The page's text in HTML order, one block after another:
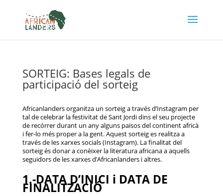
SORTEIG: Bases legals de
participació del sorteig
Africanlanders organitza un sorteig a través d’Instagram per
tal de celebrar la festivitat de Sant Jordi dins el seu projecte
de recórrer durant un any alguns països del continent africà
i fer-lo més proper a la gent. Aquest sorteig es realitza a
través de les xarxes socials (Instagram). La finalitat del
sorteig és donar a conèixer la literatura africana a aquells
seguidors de les xarxes d’Africanlanders i altres.
1.-DATA D’INICI i DATA DE
FINALITZACIÓ